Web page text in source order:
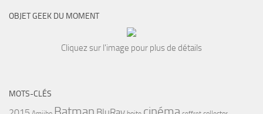
OBJET GEEK DU MOMENT
Cliquez sur l'image pour plus de détails
MOTS-CLÉS